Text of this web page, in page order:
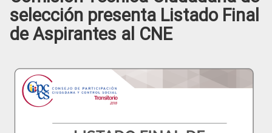
Control
selección presenta Listado Final
de Aspirantes al CNE